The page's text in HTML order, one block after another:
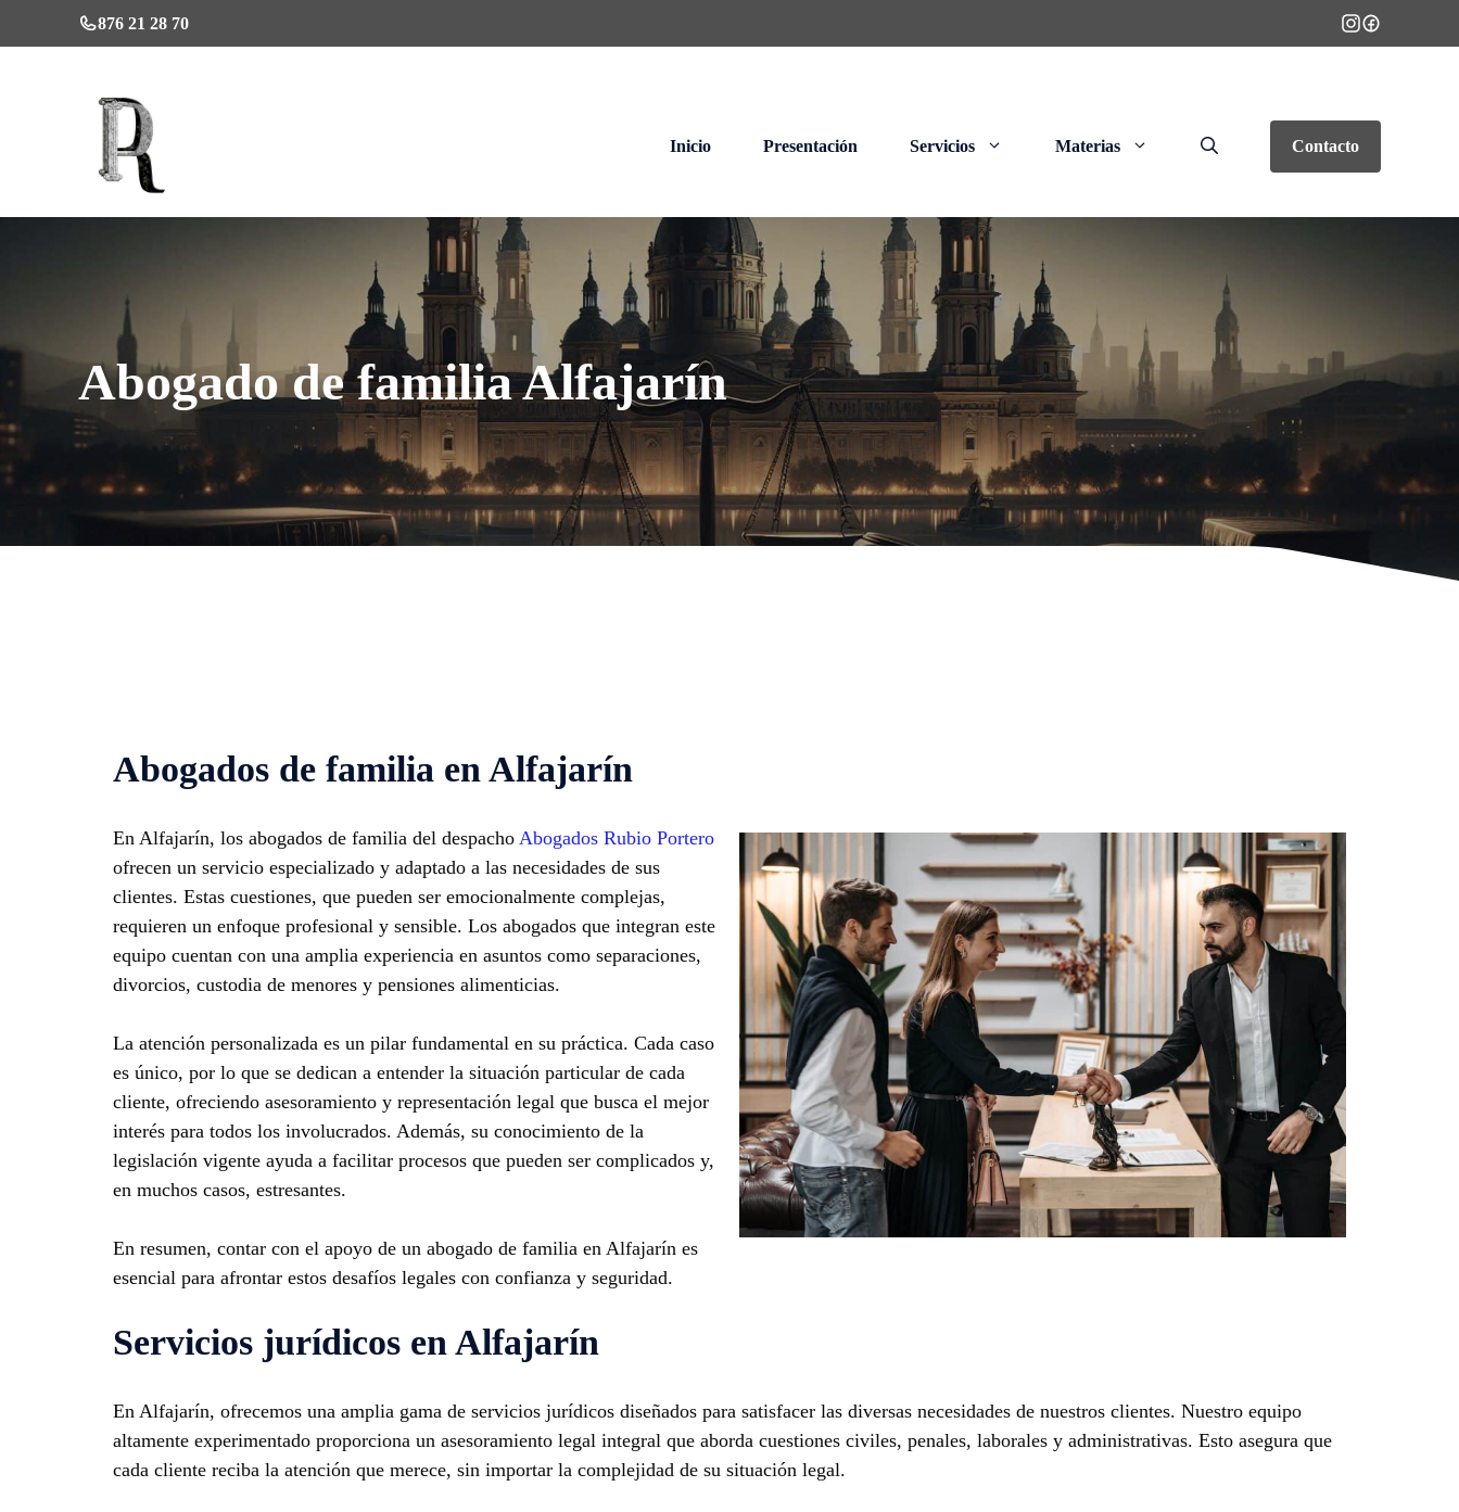
al
876 21 28 70
Inicio Presentación Servicios Materias Contacto
Abogado de familia Alfajarín
Abogados de familia en Alfajarín
En Alfajarín, los abogados de familia del despacho Abogados Rubio Portero
ofrecen un servicio especializado y adaptado a las necesidades de sus
clientes. Estas cuestiones, que pueden ser emocionalmente complejas,
requieren un enfoque profesional y sensible. Los abogados que integran este
equipo cuentan con una amplia experiencia en asuntos como separaciones,
divorcios, custodia de menores y pensiones alimenticias.
La atención personalizada es un pilar fundamental en su práctica. Cada caso
es único, por lo que se dedican a entender la situación particular de cada
cliente, ofreciendo asesoramiento y representación legal que busca el mejor
interés para todos los involucrados. Además, su conocimiento de la
legislación vigente ayuda a facilitar procesos que pueden ser complicados y,
en muchos casos, estresantes.
En resumen, contar con el apoyo de un abogado de familia en Alfajarín es
esencial para afrontar estos desafíos legales con confianza y seguridad.
Servicios jurídicos en Alfajarín
En Alfajarín, ofrecemos una amplia gama de servicios jurídicos diseñados para satisfacer las diversas necesidades de nuestros clientes. Nuestro equipo
altamente experimentado proporciona un asesoramiento legal integral que aborda cuestiones civiles, penales, laborales y administrativas. Esto asegura que
cada cliente reciba la atención que merece, sin importar la complejidad de su situación legal.